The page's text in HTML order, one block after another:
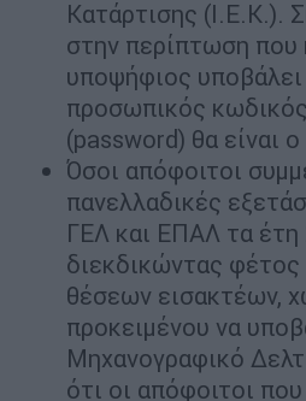
Κατάρτισης (Ι.Ε.Κ.).
στην περίπτωση που
υποψήφιος
προσωπικός
(password) θα είναι ο
Όσοι απόφοιτοι
πανελλαδικές
ΓΕΛ και ΕΠΑΛ τα έτη
διεκδικώντας
θέσεων εισακτέων,
προκειμένου να
Μηχανογραφικό
ότι οι απόφοιτοι